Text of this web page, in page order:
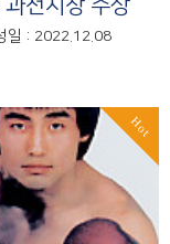
과천시장 수상
일 : 2022.12.08
Hot